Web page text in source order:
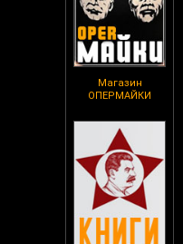
Магазин
ОПЕРМАЙКИ